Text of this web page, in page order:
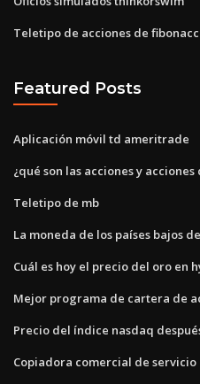
Teletipo de acciones de
Featured Posts
Aplicación móvil td ameritrade
¿qué son las acciones y acciones
Teletipo de mb
La moneda de los países bajos
Cuál es hoy el precio del oro en
Mejor programa de cartera de
Precio del índice nasdaq
Copiadora comercial de